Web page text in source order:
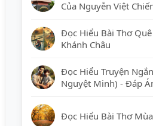
Của Nguyễn Việt
Đọc Hiểu Bài Thơ
Khánh Châu
Đọc Hiểu Truyện
Nguyệt Minh) - Đáp
Đọc Hiểu Bài Thơ